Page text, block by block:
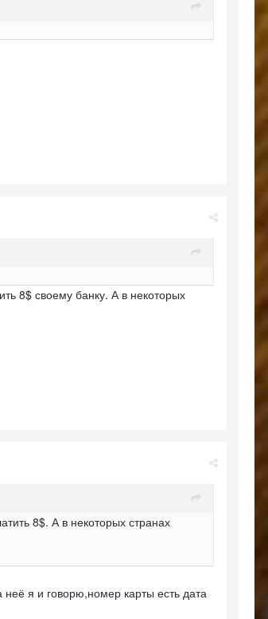
8$ своему банку. А в некоторых
8$. А в некоторых странах
я и говорю,номер карты есть дата